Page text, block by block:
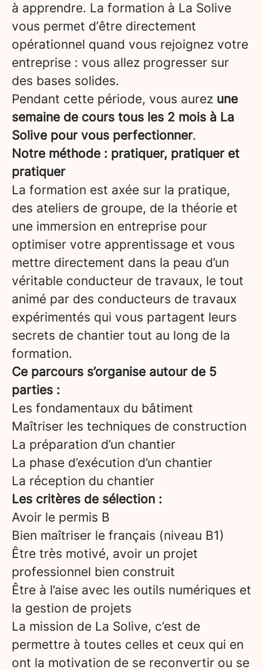
à apprendre. La formation à La Solive
vous permet d’être directement
opérationnel quand vous rejoignez votre
entreprise : vous allez progresser sur
des bases solides.
Pendant cette période, vous aurez une
semaine de cours tous les 2 mois à La
Solive pour vous perfectionner.
Notre méthode : pratiquer, pratiquer et
pratiquer
La formation est axée sur la pratique,
des ateliers de groupe, de la théorie et
une immersion en entreprise pour
optimiser votre apprentissage et vous
mettre directement dans la peau d’un
véritable conducteur de travaux, le tout
animé par des conducteurs de travaux
expérimentés qui vous partagent leurs
secrets de chantier tout au long de la
formation.
Ce parcours s’organise autour de 5
parties :
Les fondamentaux du bâtiment
Maîtriser les techniques de construction
La préparation d’un chantier
La phase d’exécution d’un chantier
La réception du chantier
Les critères de sélection :
Avoir le permis B
Bien maîtriser le français (niveau B1)
Être très motivé, avoir un projet
professionnel bien construit
Être à l’aise avec les outils numériques et
la gestion de projets
La mission de La Solive, c’est de
permettre à toutes celles et ceux qui en
ont la motivation de se reconvertir ou se